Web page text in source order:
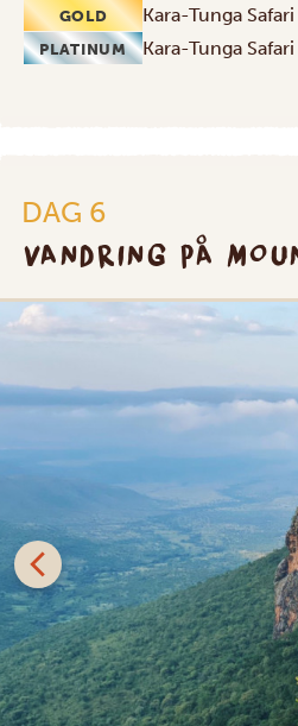
GOLD Kara-Tunga
PLATINUM Kara-Tunga
DAG 6
VANDRING PÅ
Mount Moroto är det högsta